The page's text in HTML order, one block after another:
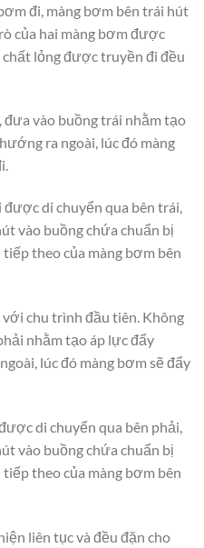
đi, màng bơm bên trái hút
của hai màng bơm được
lỏng được truyền đi đều
vào buồng trái nhằm tạo
ra ngoài, lúc đó màng
di chuyển qua bên trái,
vào buồng chứa chuẩn bị
theo của màng bơm bên
chu trình đầu tiên. Không
nhằm tạo áp lực đẩy
lúc đó màng bơm sẽ đẩy
di chuyển qua bên phải,
vào buồng chứa chuẩn bị
theo của màng bơm bên
liên tục và đều đặn cho